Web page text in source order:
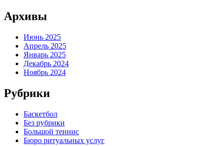
Архивы
Июнь 2025
Апрель 2025
Январь 2025
Декабрь 2024
Ноябрь 2024
Рубрики
Баскетбол
Без рубрики
Большой теннис
Бюро ритуальных услуг